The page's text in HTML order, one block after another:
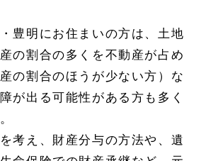
豊明にお住まいの方は、土地
の割合の多くを不動産が占め
の割合のほうが少ない方）な
が出る可能性がある方も多く
考え、財産分与の方法や、遺